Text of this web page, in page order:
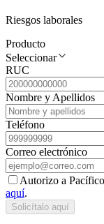
Riesgos laborales
Producto
Seleccionar
RUC
Nombre y Apellidos
Teléfono
Correo electrónico
Autorizo a
aquí.
Solicítalo aquí